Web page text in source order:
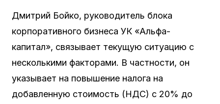
Дмитрий Бойко, руководитель блока
корпоративного бизнеса УК «Альфа-
капитал», связывает текущую ситуацию с
несколькими факторами. В частности, он
указывает на повышение налога на
добавленную стоимость (НДС) с 20% до